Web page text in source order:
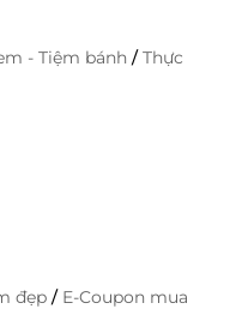
- Tiệm bánh /Thực
đẹp / E-Coupon mua